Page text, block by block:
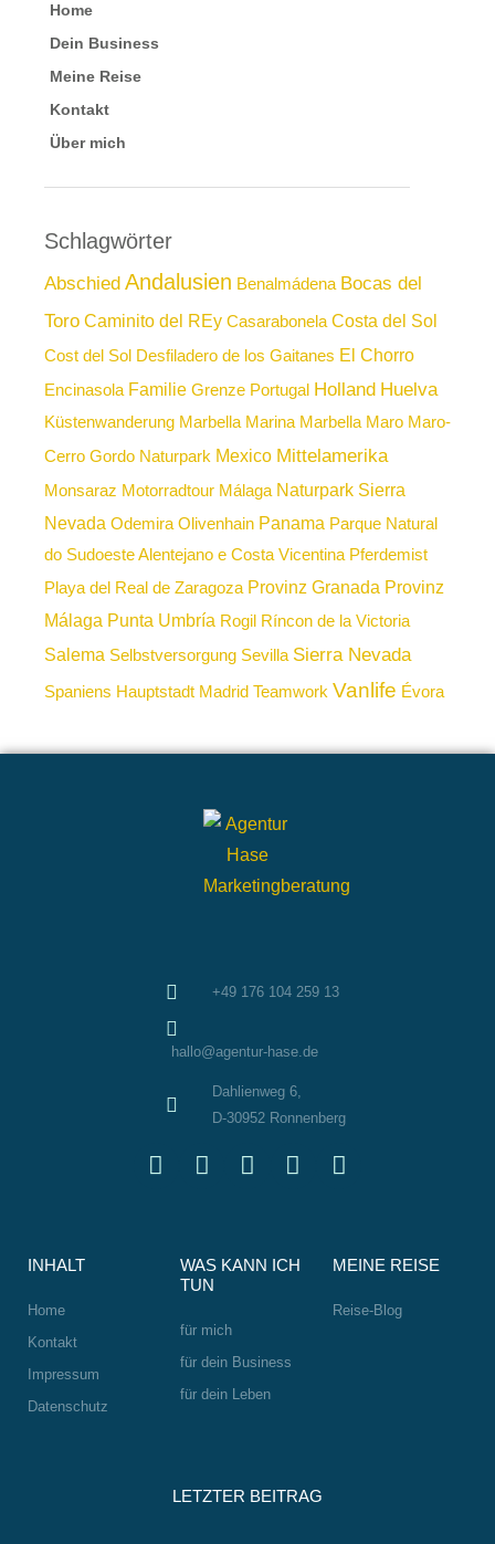
Home
Dein Business
Meine Reise
Kontakt
Über mich
Schlagwörter
Abschied Andalusien Benalmádena Bocas del
Toro Caminito del REy Casarabonela Costa del Sol
Cost del Sol Desfiladero de los Gaitanes El Chorro
Encinasola Familie Grenze Portugal Holland Huelva
Küstenwanderung Marbella Marina Marbella Maro Maro-
Cerro Gordo Naturpark Mexico Mittelamerika
Monsaraz Motorradtour Málaga Naturpark Sierra
Nevada Odemira Olivenhain Panama Parque Natural
do Sudoeste Alentejano e Costa Vicentina Pferdemist
Playa del Real de Zaragoza Provinz Granada Provinz
Málaga Punta Umbría Rogil Ríncon de la Victoria
Salema Selbstversorgung Sevilla Sierra Nevada
Spaniens Hauptstadt Madrid Teamwork Vanlife Évora
+49 176 104 259 13
hallo@agentur-hase.de
Dahlienweg 6,
D-30952 Ronnenberg
L
i
W
h
s
a
p
I
n
a
m
F
a
b
S
m
e
w
INHALT
Home
Kontakt
Impressum
Datenschutz
WAS KANN ICH
TUN
für mich
für dein Business
für dein Leben
MEINE REISE
Reise-Blog
LETZTER BEITRAG